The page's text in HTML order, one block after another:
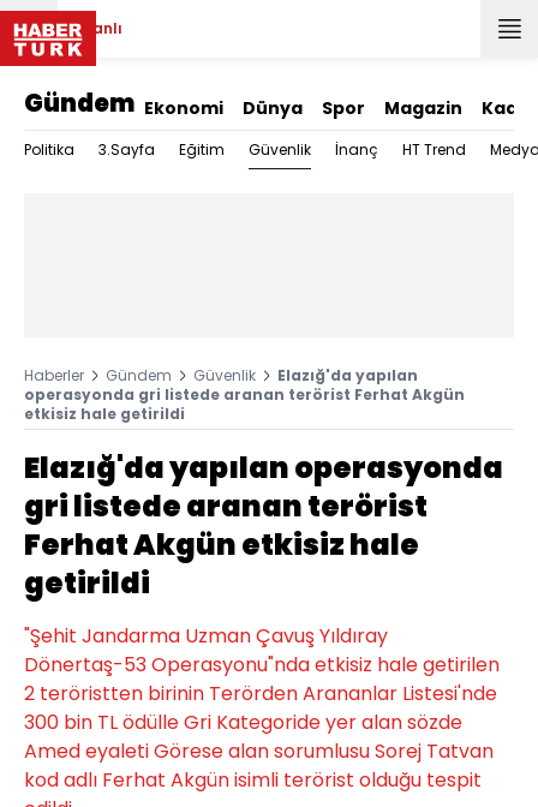
Canlı
Gündem Ekonomi Dünya Spor Magazin Kadın
Politika 3.Sayfa Eğitim Güvenlik İnanç HT Trend
Haberler Gündem Güvenlik
Elazığ'da yapılan
operasyonda gri listede aranan terörist Ferhat Akgün
etkisiz hale getirildi
Elazığ'da yapılan operasyonda
gri listede aranan terörist
Ferhat Akgün etkisiz hale
getirildi
"Şehit Jandarma Uzman Çavuş Yıldıray
Dönertaş-53 Operasyonu"nda etkisiz hale getirilen
2 teröristten birinin Terörden Arananlar Listesi'nde
300 bin TL ödülle Gri Kategoride yer alan sözde
Amed eyaleti Görese alan sorumlusu Sorej Tatvan
kod adlı Ferhat Akgün isimli terörist olduğu tespit